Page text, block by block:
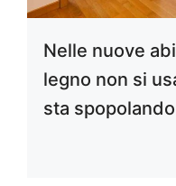
Nelle nuove
legno non si
sta